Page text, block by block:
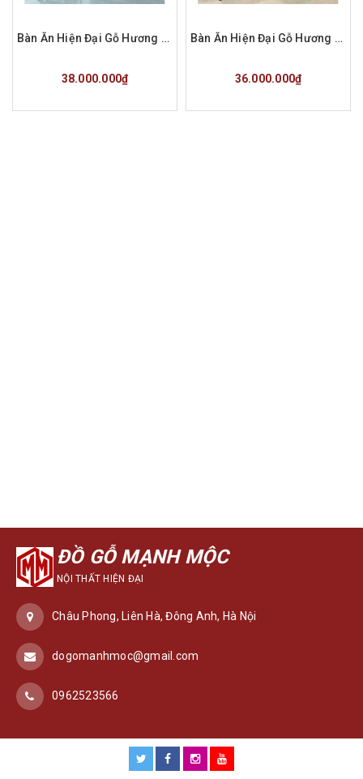
Bàn Ăn Hiện Đại Gỗ Hương Đá 10 Ghế Hàng Đặt a Phúc
38.000.000₫
Mua hàng
Bàn Ăn Hiện Đại Gỗ Hương Đá 8 Ghế Pu Màu Óc Chó Hàng Đặt A Ánh
36.000.000₫
Mua hàng
ĐỒ GỖ MẠNH MỘC
NỘI THẤT HIỆN ĐẠI
Châu Phong, Liên Hà, Đông Anh, Hà Nội
dogomanhmoc@gmail.com
0962523566